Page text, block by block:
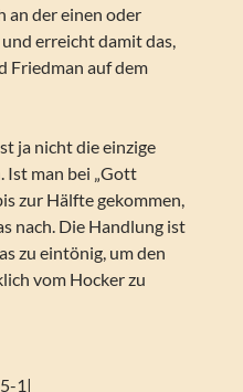
an der einen oder
erreicht damit das,
Friedman auf dem
ja nicht die einzige
Ist man bei „Gott
zur Hälfte gekommen,
nach. Die Handlung ist
zu eintönig, um den
vom Hocker zu
1|